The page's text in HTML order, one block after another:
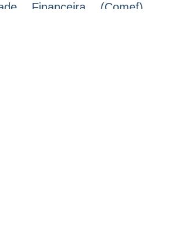
Financeira (Comef),